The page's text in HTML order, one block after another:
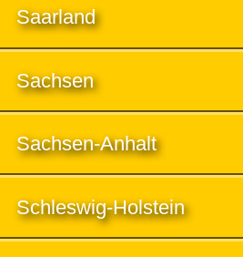
Saarland
Sachsen
Sachsen-Anhalt
Schleswig-Holstein